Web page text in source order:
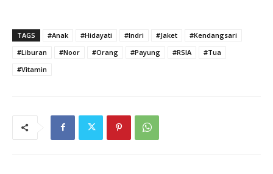
TAGS #Anak #Hidayati #Indri #Jaket
#Kendangsari
#Liburan
#Noor #Orang #Payung #RSIA
#Tua
#Vitamin